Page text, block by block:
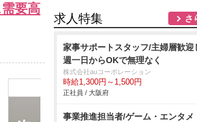
要高
求人特集 さ
家事サポートスタッフ/主婦層歓迎
週一日からOKで無理なく
株式会社auコーポレーション
時給1,300円～1,500円
正社員 / 大阪府
事業推進担当者/ゲーム・エンタメ